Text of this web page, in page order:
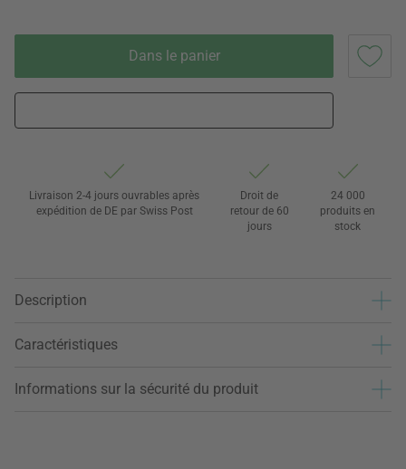
Dans le panier
Livraison 2-4 jours ouvrables après
expédition de DE par Swiss Post
Droit de
retour de 60
jours
24 000
produits en
stock
Description
Caractéristiques
Informations sur la sécurité du produit